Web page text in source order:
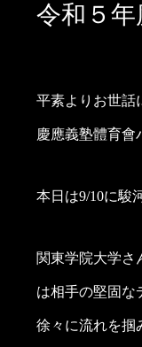
令和５
平素よりお世話
慶應義塾體育會
本日は9/10に駿
関東学院大学さ
は相手の堅固な
徐々に流れを掴